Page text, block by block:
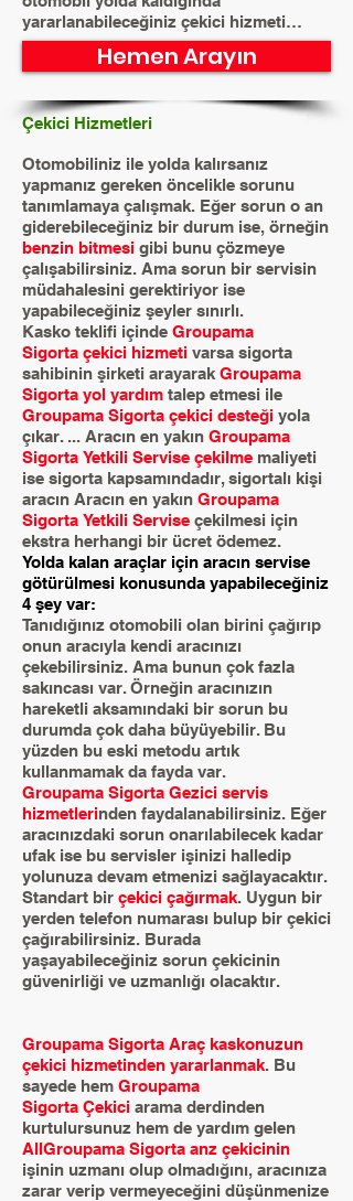
yararlanabileceğiniz çekici hizmeti…
Çekici Hizmetleri
Otomobiliniz ile yolda kalırsanız
yapmanız gereken öncelikle sorunu
tanımlamaya çalışmak. Eğer sorun o an
giderebileceğiniz bir durum ise, örneğin
benzin bitmesi gibi bunu çözmeye
çalışabilirsiniz. Ama sorun bir servisin
müdahalesini gerektiriyor ise
yapabileceğiniz şeyler sınırlı.
Kasko teklifi içinde Groupama
Sigorta çekici hizmeti varsa sigorta
sahibinin şirketi arayarak Groupama
Sigorta yol yardım talep etmesi ile
Groupama Sigorta çekici desteği yola
çıkar. ... Aracın en yakın Groupama
Sigorta Yetkili Servise çekilme maliyeti
ise sigorta kapsamındadır, sigortalı kişi
aracın Aracın en yakın Groupama
Sigorta Yetkili Servise çekilmesi için
ekstra herhangi bir ücret ödemez.
Yolda kalan araçlar için aracın servise
götürülmesi konusunda yapabileceğiniz
4 şey var:
Tanıdığınız otomobili olan birini çağırıp
onun aracıyla kendi aracınızı
çekebilirsiniz. Ama bunun çok fazla
sakıncası var. Örneğin aracınızın
hareketli aksamındaki bir sorun bu
durumda çok daha büyüyebilir. Bu
yüzden bu eski metodu artık
kullanmamak da fayda var.
Groupama Sigorta Gezici servis
hizmetlerinden faydalanabilirsiniz. Eğer
aracınızdaki sorun onarılabilecek kadar
ufak ise bu servisler işinizi halledip
yolunuza devam etmenizi sağlayacaktır.
Standart bir çekici çağırmak. Uygun bir
yerden telefon numarası bulup bir çekici
çağırabilirsiniz. Burada
yaşayabileceğiniz sorun çekicinin
güvenirliği ve uzmanlığı olacaktır.
Groupama Sigorta Araç kaskonuzun
çekici hizmetinden yararlanmak. Bu
sayede hem Groupama
Sigorta Çekici arama derdinden
kurtulursunuz hem de yardım gelen
AllGroupama Sigorta anz çekicinin
işinin uzmanı olup olmadığını, aracınıza
zarar verip vermeyeceğini düşünmenize
Hemen Arayın